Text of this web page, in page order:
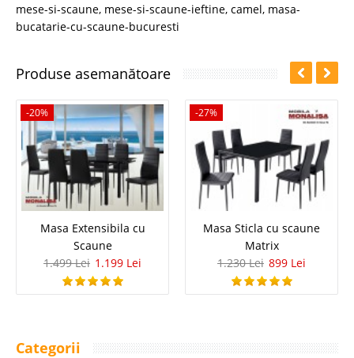
mese-si-scaune, mese-si-scaune-ieftine, camel, masa-
bucatarie-cu-scaune-bucuresti
Produse asemanătoare
-20%
Masa Extensibila cu
Scaune
1.499 Lei 1.199 Lei
-27%
Masa Sticla cu scaune
Matrix
1.230 Lei 899 Lei
Categorii